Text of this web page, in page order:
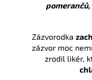
pomerančů,
Zázvorodka
zázvor moc
zrodil likér,